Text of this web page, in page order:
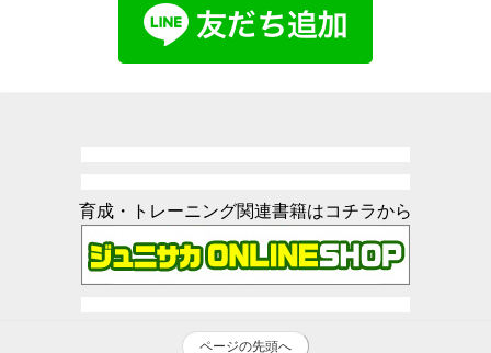
育成・トレーニング関連書籍はコチラから
ページの先頭へ